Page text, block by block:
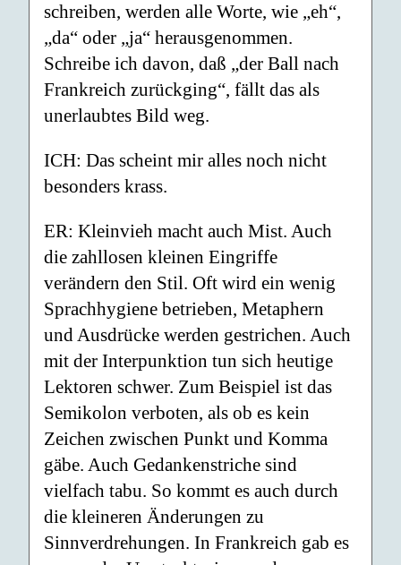
schreiben, werden alle Worte, wie „eh“,
„da“ oder „ja“ herausgenommen.
Schreibe ich davon, daß „der Ball nach
Frankreich zurückging“, fällt das als
unerlaubtes Bild weg.
ICH: Das scheint mir alles noch nicht
besonders krass.
ER: Kleinvieh macht auch Mist. Auch
die zahllosen kleinen Eingriffe
verändern den Stil. Oft wird ein wenig
Sprachhygiene betrieben, Metaphern
und Ausdrücke werden gestrichen. Auch
mit der Interpunktion tun sich heutige
Lektoren schwer. Zum Beispiel ist das
Semikolon verboten, als ob es kein
Zeichen zwischen Punkt und Komma
gäbe. Auch Gedankenstriche sind
vielfach tabu. So kommt es auch durch
die kleineren Änderungen zu
Sinnverdrehungen. In Frankreich gab es